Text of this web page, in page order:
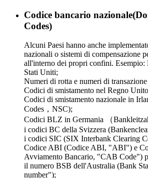
Codice bancario
Codes)
Alcuni Paesi hanno anche
nazionali o sistemi di compensazione
all'interno dei propri confini. Esempio:
Stati Uniti;
Numeri di rotta e numeri di
Codici di smistamento nel Regno
Codici di smistamento nazionale in
Codes，NSC);
Codici BLZ in Germania （
i codici BC della Svizzera
i codici SIC (SIX Interbank Clearing
Codice ABI (Codice ABI, "ABI") e
Avviamento Bancario, "CAB Code")
il numero BSB dell'Australia (Bank
number");